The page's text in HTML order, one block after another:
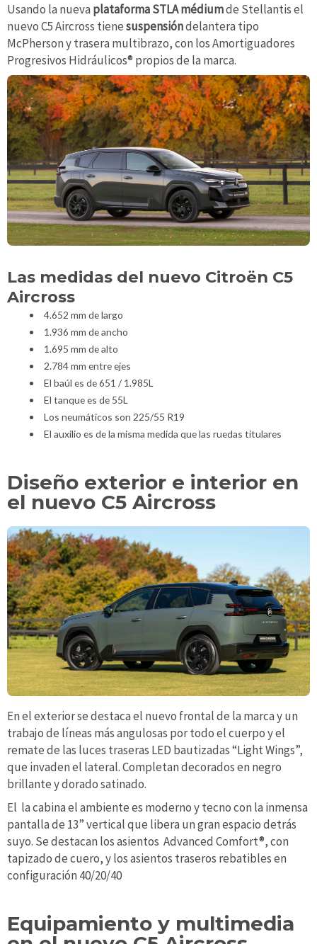
Usando la nueva plataforma STLA médiumde Stellantis el
nuevo C5 Aircross tienesuspensióndelantera tipo
McPherson y trasera multibrazo, con los Amortiguadores
Progresivos Hidráulicos® propios de la marca.
Las medidas del nuevo Citroën C5
Aircross
4.652 mm de largo
1.936 mm de ancho
1.695 mm de alto
2.784 mm entre ejes
El baúl es de 651 / 1.985L
El tanque es de 55L
Los neumáticos son 225/55 R19
El auxilio es de la misma medida que las ruedas titulares
Diseño exterior e interior en
el nuevo C5 Aircross
En el exterior se destaca el nuevo frontal de la marca y un
trabajo de líneas más angulosas por todo el cuerpo y el
remate de las luces traseras LED bautizadas “Light Wings”,
que invaden el lateral. Completan decorados en negro
brillante y dorado satinado.
El la cabina el ambiente es moderno y tecno con la inmensa
pantalla de 13” vertical que libera un gran espacio detrás
suyo. Se destacan los asientos Advanced Comfort®, con
tapizado de cuero, y los asientos traseros rebatibles en
configuración 40/20/40
Equipamiento y multimedia